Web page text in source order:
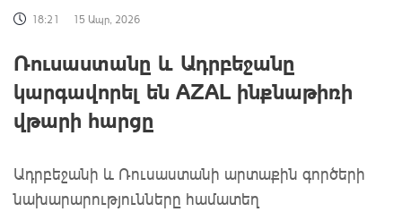
18:21 15 Ապր, 2026
Ռուսաստանը և Ադրբեջանը
կարգավորել են AZAL ինքնաթիռի
վթարի հարցը
Ադրբեջանի և Ռուսաստանի արտաքին գործերի
նախարարությունները համատեղ